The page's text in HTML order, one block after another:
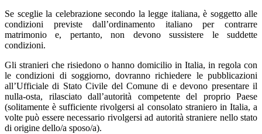
Se sceglie la celebrazione secondo la legge italiana, è soggetto alle
condizioni previste dall’ordinamento italiano per contrarre
matrimonio e, pertanto, non devono sussistere le suddette
condizioni.
Gli stranieri che risiedono o hanno domicilio in Italia, in regola con
le condizioni di soggiorno, dovranno richiedere le pubblicazioni
all’Ufficiale di Stato Civile del Comune di e devono presentare il
nulla-osta, rilasciato dall’autorità competente del proprio Paese
(solitamente è sufficiente rivolgersi al consolato straniero in Italia, a
volte può essere necessario rivolgersi ad autorità straniere nello stato
di origine dello/a sposo/a).